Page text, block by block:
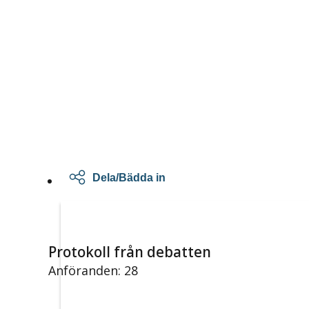
Dela/Bädda in
Protokoll från debatten
Anföranden: 28